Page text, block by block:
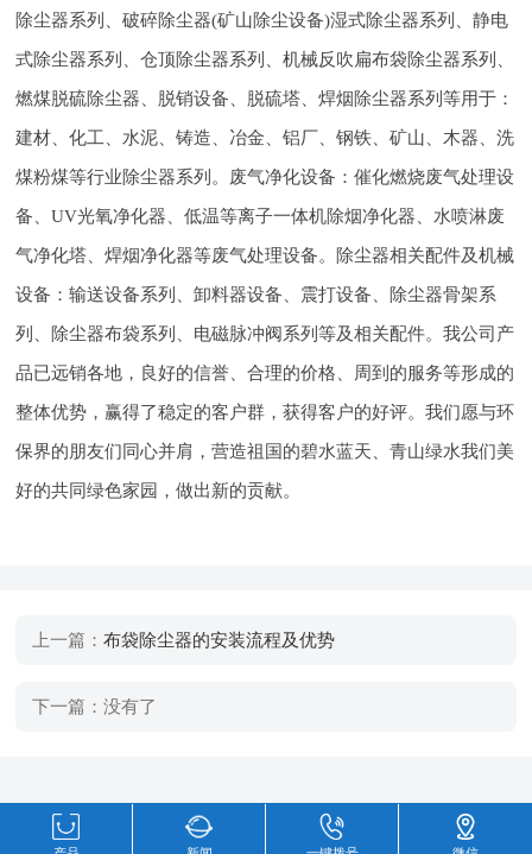
除尘器系列、破碎除尘器(矿山除尘设备)湿式除尘器系列、静电
式除尘器系列、仓顶除尘器系列、机械反吹扁布袋除尘器系列、
燃煤脱硫除尘器、脱销设备、脱硫塔、焊烟除尘器系列等用于：
建材、化工、水泥、铸造、冶金、铝厂、钢铁、矿山、木器、洗
煤粉煤等行业除尘器系列。废气净化设备：催化燃烧废气处理设
备、UV光氧净化器、低温等离子一体机除烟净化器、水喷淋废
气净化塔、焊烟净化器等废气处理设备。除尘器相关配件及机械
设备：输送设备系列、卸料器设备、震打设备、除尘器骨架系
列、除尘器布袋系列、电磁脉冲阀系列等及相关配件。我公司产
品已远销各地，良好的信誉、合理的价格、周到的服务等形成的
整体优势，赢得了稳定的客户群，获得客户的好评。我们愿与环
保界的朋友们同心并肩，营造祖国的碧水蓝天、青山绿水我们美
好的共同绿色家园，做出新的贡献。
上一篇： 布袋除尘器的安装流程及优势
下一篇：没有了